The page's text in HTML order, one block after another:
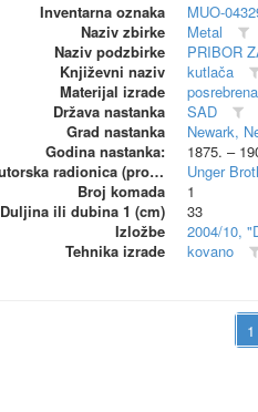
Inventarna oznaka
MUO-
Naziv zbirke
Metal
Naziv podzbirke
PRIBOR
Književni naziv
kutlača
Materijal izrade
Država nastanka
SAD
Grad nastanka
Newark,
Godina nastanka:
1875. –
Autorska radionica (proizvođač)
Unger
Broj komada
1
Duljina ili dubina 1 (cm)
33
Izložbe
2004/10,
Tehnika izrade
kovano